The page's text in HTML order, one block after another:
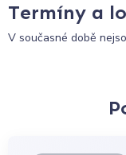
Termíny a
V současné době